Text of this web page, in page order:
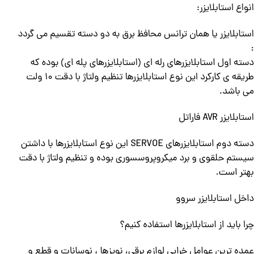
انواع استابلایزر:
استابلایزر یا همان ترانس محافظ برق به دو دسته تقسیم می گردد
:
دسته اول استابلایزرهای رله ای (استابلایزرهای پله ای) بوده که
طریقه ی کارکرد این نوع استابلایزرها تنظیم ولتاژ با دقت ۱۰ ولت
می باشد.
استابلایزر AVR فاراتل
دسته دوم استابلایزرهای SERVOE این نوع استابلایزرها با داشتن
سیستم حلقوی و برد میکروپروسسوری بوده و تنظیم ولتاژ با دقت
بهتر است.
داخل استابلایزر سروو
چرا باید از استابلایزرها استفاده کنیم؟